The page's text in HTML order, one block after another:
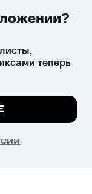
вред здоровью,
все
теперь